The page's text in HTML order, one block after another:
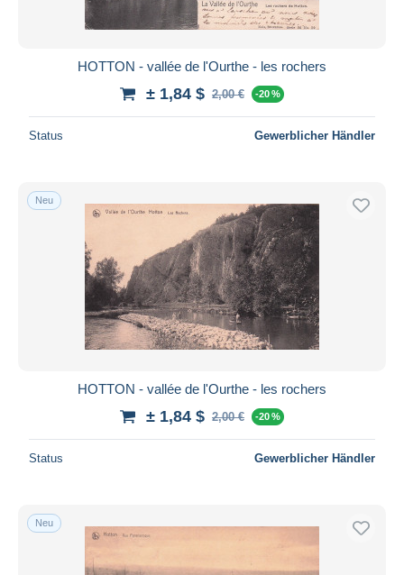
HOTTON - vallée de l'Ourthe - les rochers
± 1,84 $ 2,00 € -20 %
Status Gewerblicher Händler
Neu
HOTTON - vallée de l'Ourthe - les rochers
± 1,84 $ 2,00 € -20 %
Status Gewerblicher Händler
Neu